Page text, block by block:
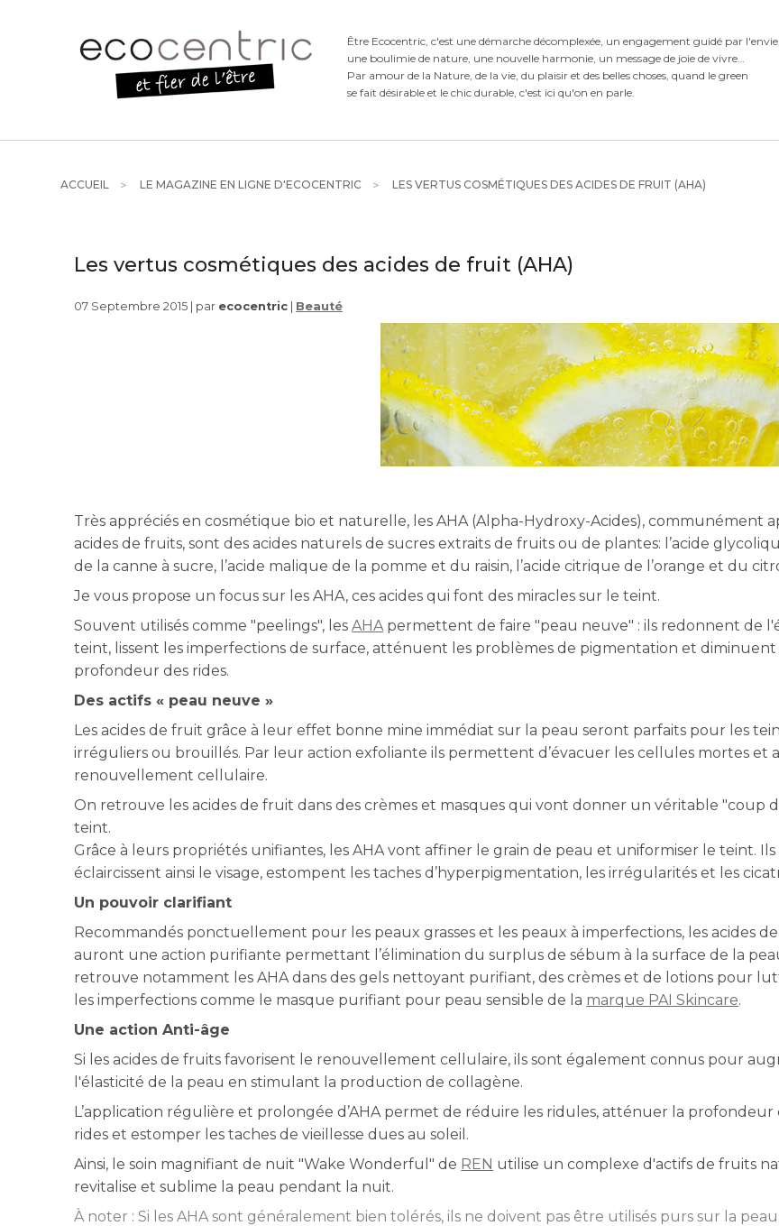
Être Ecocentric, c'est une démarche décomplexée, un engagement guidé par l'envie,
une boulimie de nature, une nouvelle harmonie, un message de joie de vivre
Par amour de la Nature, de la vie, du plaisir et des belles choses, quand le green
se fait désirable et le chic durable, c'est ici qu'on en parle.
ACCUEIL LE MAGAZINE EN LIGNE D'ECOCENTRIC LES VERTUS COSMÉTIQUES DES ACIDES DE FRUIT (AHA)
Les vertus cosmétiques des acides de fruit (AHA)
07 Septembre 2015 | par ecocentric Beauté
Très appréciés en cosmétique bio et naturelle, les AHA (Alpha-Hydroxy-Acides), communément
acides de fruits, sont des acides naturels de sucres extraits de fruits ou de plantes: l’acide
de la canne à sucre, l’acide malique de la pomme et du raisin, l’acide citrique de l’orange et du
Je vous propose un focus sur les AHA, ces acides qui font des miracles sur le teint.
Souvent utilisés comme "peelings", lesAHApermettent de faire "peau neuve" : ils redonnent de
teint, lissent les imperfections de surface, atténuent les problèmes de pigmentation et diminuent
profondeur des rides.
Des actifs « peau neuve »
Les acides de fruit grâce à leur effet bonne mine immédiat sur la peau seront parfaits pour les
irréguliers ou brouillés. Par leur action exfoliante ils permettent d’évacuer les cellules mortes et
renouvellement cellulaire.
On retrouve les acides de fruit dans des crèmes et masques qui vont donner un véritable "coup
teint.
Grâce à leurs propriétés unifiantes, les AHA vont affiner le grain de peau et uniformiser le teint. Ils
éclaircissent ainsi le visage, estompent les taches d’hyperpigmentation, les irrégularités et les
Un pouvoir clarifiant
Recommandés ponctuellement pour les peaux grasses et les peaux à imperfections, les acides
auront une action purifiante permettant l’élimination du surplus de sébum à la surface de la
retrouve notamment les AHA dans des gels nettoyant purifiant, des crèmes et de lotions pour
les imperfections comme le masque purifiant pour peau sensible de la marque PAI Skincare.
Une action Anti-âge
Si les acides de fruits favorisent le renouvellement cellulaire, ils sont également connus pour
l'élasticité de la peau en stimulant la production de collagène.
L’application régulière et prolongée d’AHA permet de réduire les ridules, atténuer la profondeur
rides et estomper les taches de vieillesse dues au soleil.
Ainsi, le soin magnifiant de nuit "Wake Wonderful" de REN utilise un complexe d'actifs de fruits
revitalise et sublime la peau pendant la nuit.
À noter : Si les AHA sont généralement bien tolérés, ils ne doivent pas être utilisés purs sur la
REN
Masque
48,00